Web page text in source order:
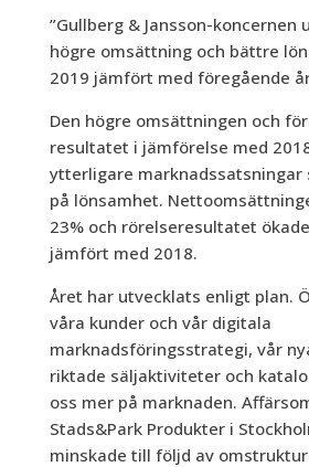
”Gullberg & Jansson-koncernen
högre omsättning och bättre
2019 jämfört med föregående
Den högre omsättningen och
resultatet i jämförelse med
ytterligare marknadssatsningar
på lönsamhet.
23% och rörelseresultatet
jämfört med 2018.
Året har utvecklats enligt plan.
våra kunder och vår digitala
marknadsföringsstrategi, vår
riktade säljaktiviteter och
oss mer på marknaden.
Stads&Park Produkter i
minskade till följd av